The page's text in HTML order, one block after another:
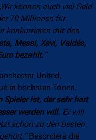
können auch viel Geld
70 Millionen für
konkurrieren mit den
Messi, Xavi, Valdés,
bezahlt. “
United,
in höchsten Tönen.
Spieler ist, der sehr hart
werden will. Er will
schon zu den besten
Besonders die